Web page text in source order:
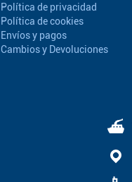
Política de privacidad
Política de cookies
Envíos y pagos
Cambios y Devoluciones
⛴